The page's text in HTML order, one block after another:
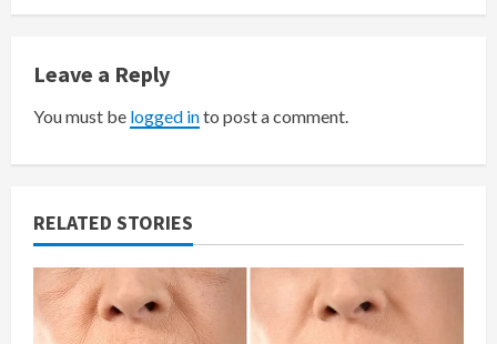
a
v
i
g
a
t
i
Leave a Reply
You must be logged into post a comment.
RELATED STORIES